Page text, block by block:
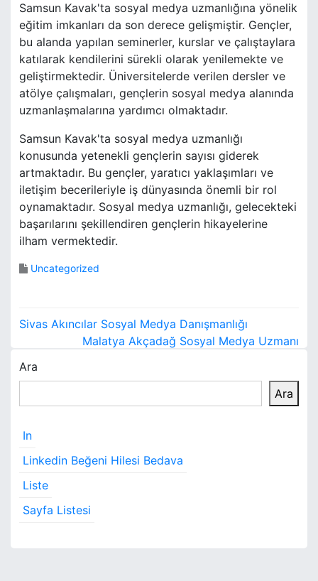
Samsun Kavak'ta sosyal medya uzmanlığına yönelik
eğitim imkanları da son derece gelişmiştir. Gençler,
bu alanda yapılan seminerler, kurslar ve çalıştaylara
katılarak kendilerini sürekli olarak yenilemekte ve
geliştirmektedir. Üniversitelerde verilen dersler ve
atölye çalışmaları, gençlerin sosyal medya alanında
uzmanlaşmalarına yardımcı olmaktadır.
Samsun Kavak'ta sosyal medya uzmanlığı
konusunda yetenekli gençlerin sayısı giderek
artmaktadır. Bu gençler, yaratıcı yaklaşımları ve
iletişim becerileriyle iş dünyasında önemli bir rol
oynamaktadır. Sosyal medya uzmanlığı, gelecekteki
başarılarını şekillendiren gençlerin hikayelerine
ilham vermektedir.
Uncategorized
Y
z
ı
g
e
z
i
Sivas Akıncılar Sosyal Medya Danışmanlığı
Malatya Akçadağ Sosyal Medya Uzmanı
Ara
Ara
In
Linkedin Beğeni Hilesi Bedava
Liste
Sayfa Listesi